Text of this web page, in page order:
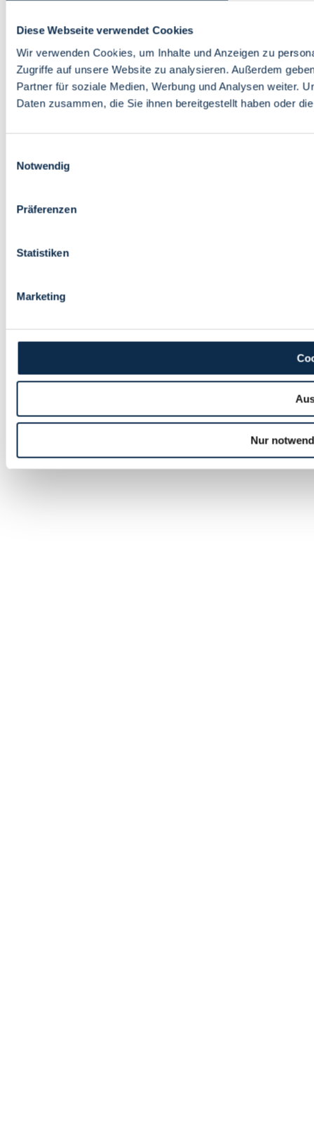
Diese Webseite verwendet Cookies
Wir verwenden Cookies, um Inhalte und Anzeigen zu
Zugriffe auf unsere Website zu analysieren. Außerdem
Partner für soziale Medien, Werbung und Analysen weiter.
Daten zusammen, die Sie ihnen bereitgestellt haben oder
Notwendig
Präferenzen
Statistiken
Marketing
Nur